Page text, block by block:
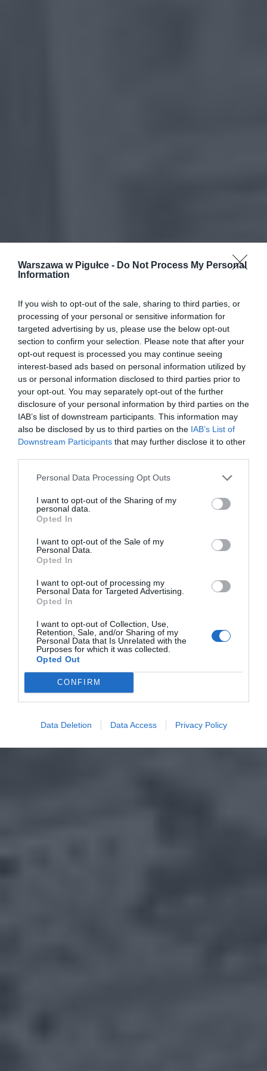
Warszawa w Pigułce - Do Not Process My Personal
Information
If you wish to opt-out of the sale, sharing to third parties, or
processing of your personal or sensitive information for
targeted advertising by us, please use the below opt-out
section to confirm your selection. Please note that after your
opt-out request is processed you may continue seeing
interest-based ads based on personal information utilized by
us or personal information disclosed to third parties prior to
your opt-out. You may separately opt-out of the further
disclosure of your personal information by third parties on the
IAB’s list of downstream participants. This information may
also be disclosed by us to third parties on the IAB’s List of
Downstream Participants that may further disclose it to other
Personal Data Processing Opt Outs
I want to opt-out of the Sharing of my
personal data.
Opted In
I want to opt-out of the Sale of my
Personal Data.
Opted In
I want to opt-out of processing my
Personal Data for Targeted Advertising.
Opted In
I want to opt-out of Collection, Use,
Retention, Sale, and/or Sharing of my
Personal Data that Is Unrelated with the
Purposes for which it was collected.
Opted Out
CONFIRM
Data Deletion Data Access Privacy Policy